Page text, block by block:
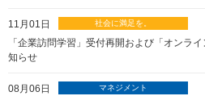
11月01日
「企業訪問学習」受付再開および「オンラ
知らせ
08月06日